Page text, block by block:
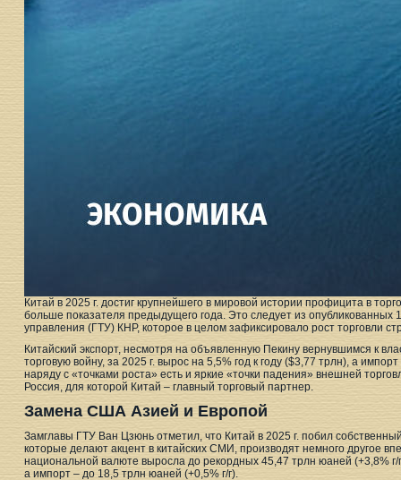
Китай в 2025 г. достиг крупнейшего в мировой истории профицита в
больше показателя предыдущего года. Это следует из опубликованных
управления (ГТУ) КНР, которое в целом зафиксировало рост торговли
Китайский экспорт, несмотря на объявленную Пекину вернувшимся к
торговую войну, за 2025 г. вырос на 5,5% год к году ($3,77 трлн), а
наряду с «точками роста» есть и яркие «точки падения» внешней
Россия, для которой Китай – главный торговый партнер.
Замена США Азией и Европой
Замглавы ГТУ Ван Цзюнь отметил, что Китай в 2025 г. побил
которые делают акцент в китайских СМИ, производят немного другое
национальной валюте выросла до рекордных 45,47 трлн юаней (+3,8%
а импорт – до 18,5 трлн юаней (+0,5% г/г).